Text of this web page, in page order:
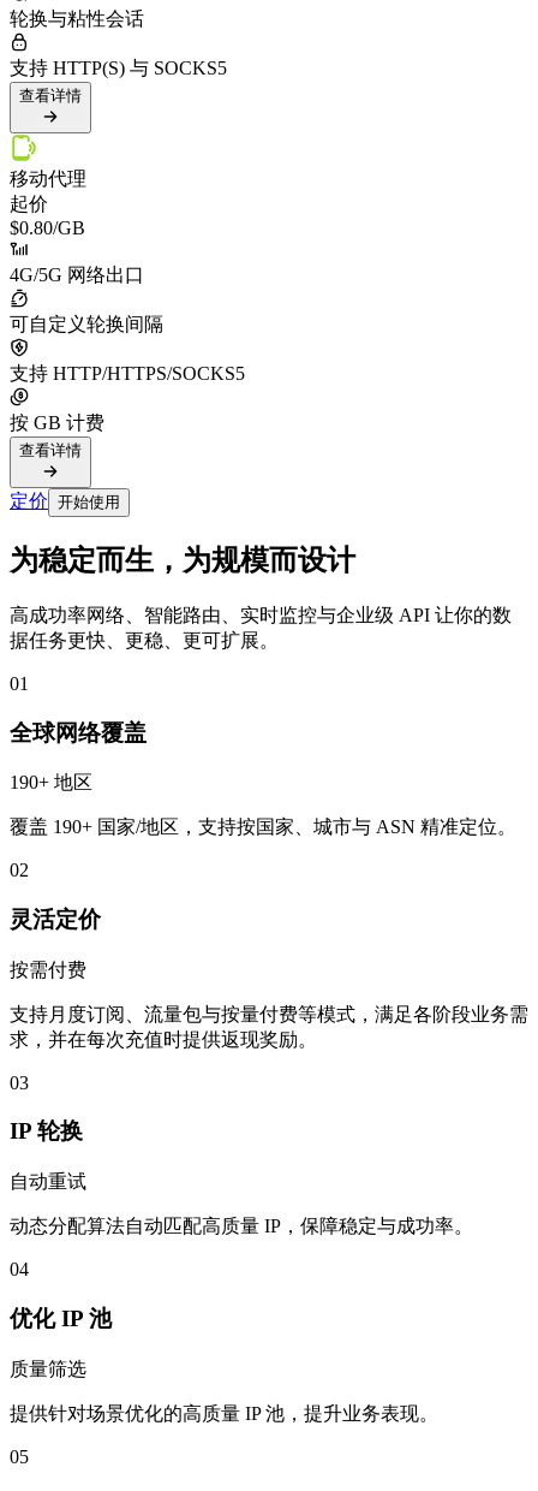
轮换与粘性会话
支持 HTTP(S) 与 SOCKS5
查看详情
移动代理
起价
$0.80/GB
4G/5G 网络出口
可自定义轮换间隔
支持 HTTP/HTTPS/SOCKS5
按 GB 计费
查看详情
定价 开始使用
为稳定而生，为规模而设计
高成功率网络、智能路由、实时监控与企业级 API 让你的数
据任务更快、更稳、更可扩展。
01
全球网络覆盖
190+ 地区
覆盖 190+ 国家/地区，支持按国家、城市与 ASN 精准定位。
02
灵活定价
按需付费
支持月度订阅、流量包与按量付费等模式，满足各阶段业务需
求，并在每次充值时提供返现奖励。
03
IP 轮换
自动重试
动态分配算法自动匹配高质量 IP，保障稳定与成功率。
04
优化 IP 池
质量筛选
提供针对场景优化的高质量 IP 池，提升业务表现。
05